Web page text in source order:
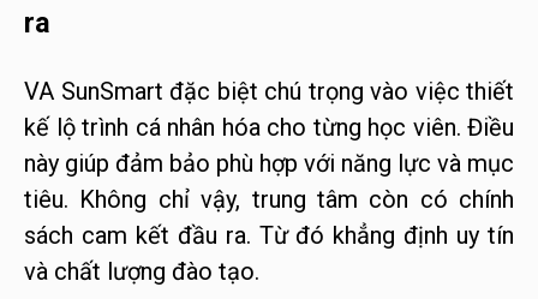
ra
VA SunSmart đặc biệt chú trọng vào việc thiết
kế lộ trình cá nhân hóa cho từng học viên. Điều
này giúp đảm bảo phù hợp với năng lực và mục
tiêu. Không chỉ vậy, trung tâm còn có chính
sách cam kết đầu ra. Từ đó khẳng định uy tín
và chất lượng đào tạo.